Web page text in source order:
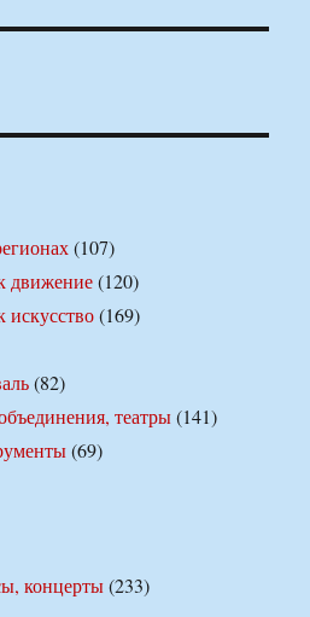
(107)
движение(120)
искусство(169)
(82)
театры(141)
(69)
концерты(233)